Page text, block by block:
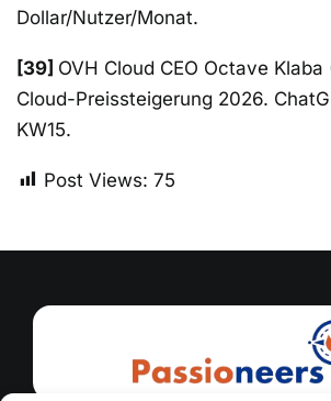
Dollar/Nutzer/Monat.
[39] OVH Cloud CEO Octave
Cloud-Preissteigerung 2026.
KW15.
Post Views: 75